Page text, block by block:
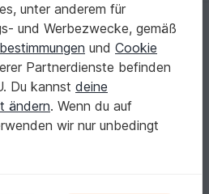
Loops
unter anderem für
und Werbezwecke, gemäß
und Cookie
Partnerdienste befinden
Du kannst deine
ändern. Wenn du auf
wir nur unbedingt